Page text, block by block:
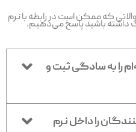
که ممکن است در رابطه با نرم
داشته باشید پاسخ می‌دهیم.
را به سادگی ثبت و
را داخل نرم